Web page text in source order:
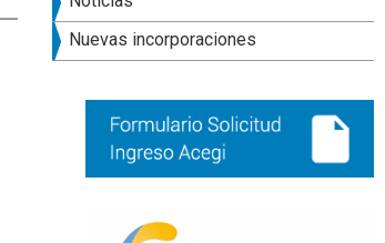
principal
Nuevas incorporaciones